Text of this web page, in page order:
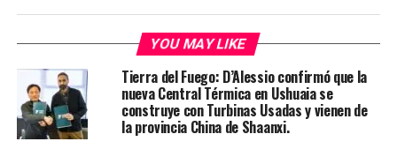
YOU MAY LIKE
Tierra del Fuego: D’Alessio confirmó que la
nueva Central Térmica en Ushuaia se
construye con Turbinas Usadas y vienen de
la provincia China de Shaanxi.